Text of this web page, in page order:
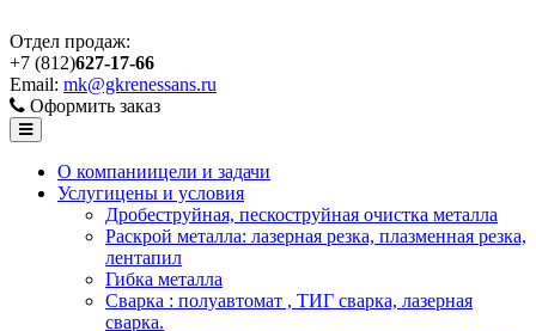
Отдел продаж:
+7 (812)627-17-66
Email: mk@gkrenessans.ru
Оформить заказ
О компаниицели и задачи
Услугицены и условия
Дробеструйная, пескоструйная очистка металла
Раскрой металла: лазерная резка, плазменная резка,
лентапил
Гибка металла
Сварка : полуавтомат , ТИГ сварка, лазерная
сварка.